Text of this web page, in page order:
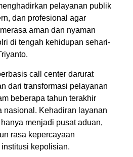
pelayanan publik
dan profesional agar
aman dan nyaman
di tengah kehidupan sehari-
call center darurat
dari transformasi pelayanan
beberapa tahun terakhir
nasional. Kehadiran layanan
menjadi pusat aduan,
rasa kepercayaan
kepolisian.